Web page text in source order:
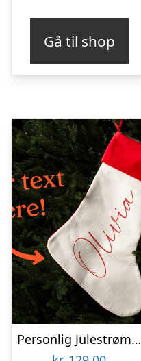
Gå til shop
Personlig Julestrømpe med Tekst